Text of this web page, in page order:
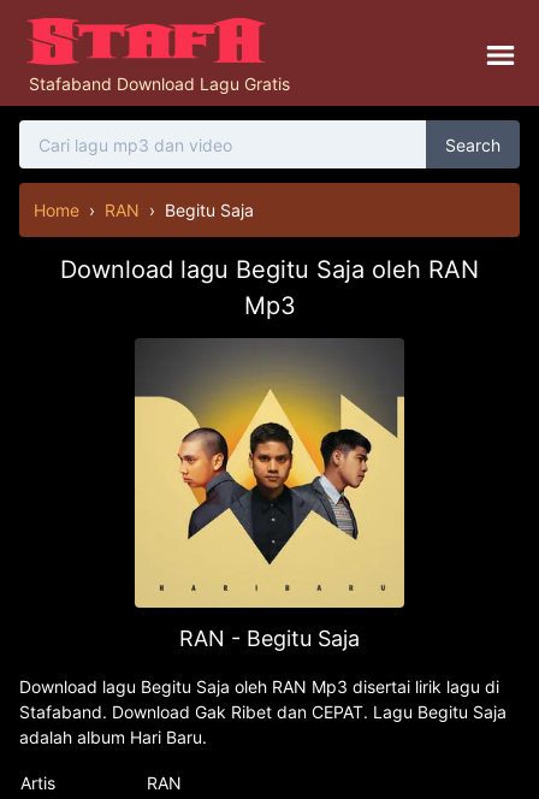
Stafaband Download Lagu Gratis
Search
Home › RAN › Begitu Saja
Download lagu Begitu Saja oleh RAN
Mp3
RAN - Begitu Saja
Download lagu Begitu Saja oleh RAN Mp3 disertai lirik lagu di
Stafaband. Download Gak Ribet dan CEPAT. Lagu Begitu Saja
adalah album Hari Baru.
Artis
RAN